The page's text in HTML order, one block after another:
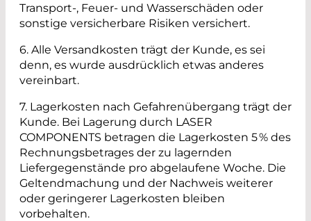
Transport-, Feuer- und Wasserschäden oder
sonstige versicherbare Risiken versichert.
6. Alle Versandkosten trägt der Kunde, es sei
denn, es wurde ausdrücklich etwas anderes
vereinbart.
7. Lagerkosten nach Gefahrenübergang trägt der
Kunde. Bei Lagerung durch LASER
COMPONENTS betragen die Lagerkosten 5 % des
Rechnungsbetrages der zu lagernden
Liefergegenstände pro abgelaufene Woche. Die
Geltendmachung und der Nachweis weiterer
oder geringerer Lagerkosten bleiben
vorbehalten.